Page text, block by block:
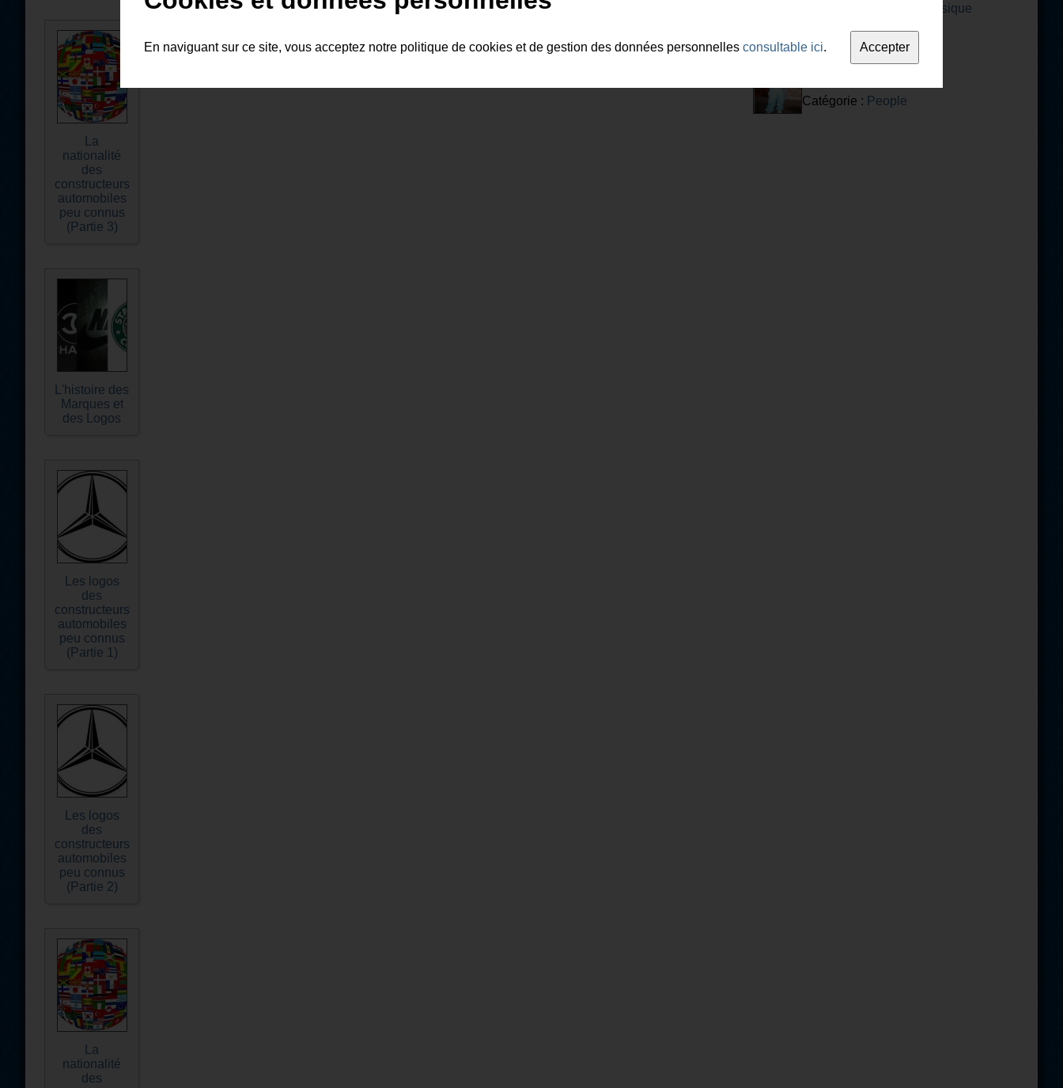
La
nationalité
des
constructeurs
automobiles
peu connus
(Partie 3)
L'histoire des
Marques et
des Logos
Les logos
des
constructeurs
automobiles
peu connus
(Partie 1)
Les logos
des
constructeurs
automobiles
peu connus
(Partie 2)
La
nationalité
des
Musique classique
Qui suis-je ?n°3
Catégorie : People
En naviguant sur ce site, vous acceptez notre politique de cookies et de gestion des données personnelles consultable ici.